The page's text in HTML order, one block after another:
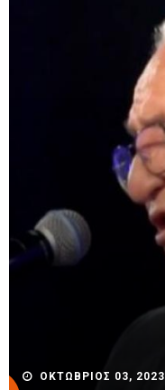
ΟΚΤΩΒΡΙΟΣ 03, 2023